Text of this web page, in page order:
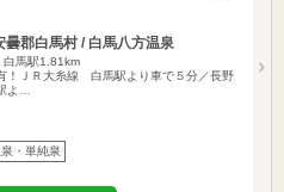
曇郡白馬村 / 白馬八方温泉
白馬駅1.81km
！ＪＲ大糸線 白馬駅より車で５分／長野
よ…
・単純泉